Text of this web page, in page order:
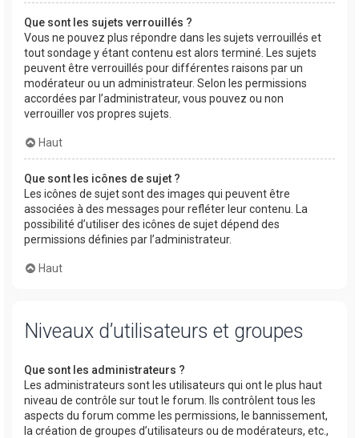
Que sont les sujets verrouillés ?
Vous ne pouvez plus répondre dans les sujets verrouillés et
tout sondage y étant contenu est alors terminé. Les sujets
peuvent être verrouillés pour différentes raisons par un
modérateur ou un administrateur. Selon les permissions
accordées par l’administrateur, vous pouvez ou non
verrouiller vos propres sujets.
Haut
Que sont les icônes de sujet ?
Les icônes de sujet sont des images qui peuvent être
associées à des messages pour refléter leur contenu. La
possibilité d’utiliser des icônes de sujet dépend des
permissions définies par l’administrateur.
Haut
Niveaux d’utilisateurs et groupes
Que sont les administrateurs ?
Les administrateurs sont les utilisateurs qui ont le plus haut
niveau de contrôle sur tout le forum. Ils contrôlent tous les
aspects du forum comme les permissions, le bannissement,
la création de groupes d’utilisateurs ou de modérateurs, etc.,